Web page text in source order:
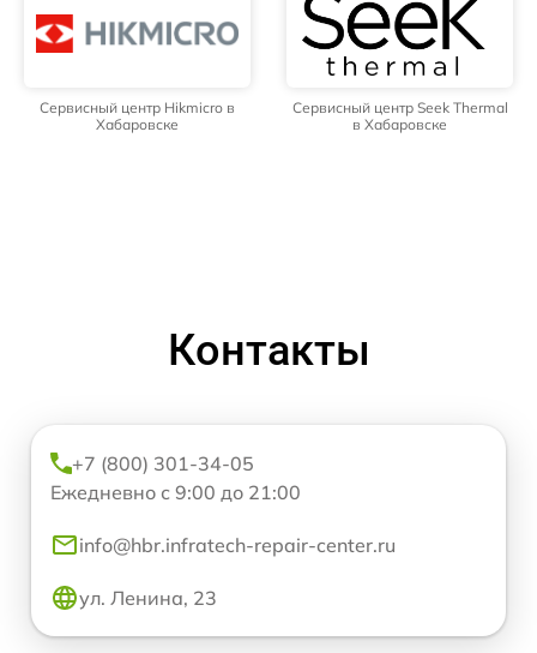
Сервисный центр Hikmicro в
Хабаровске
Сервисный центр Seek Thermal
в Хабаровске
Контакты
+7 (800) 301-34-05
Ежедневно с 9:00 до 21:00
info@hbr.infratech-repair-center.ru
ул. Ленина, 23